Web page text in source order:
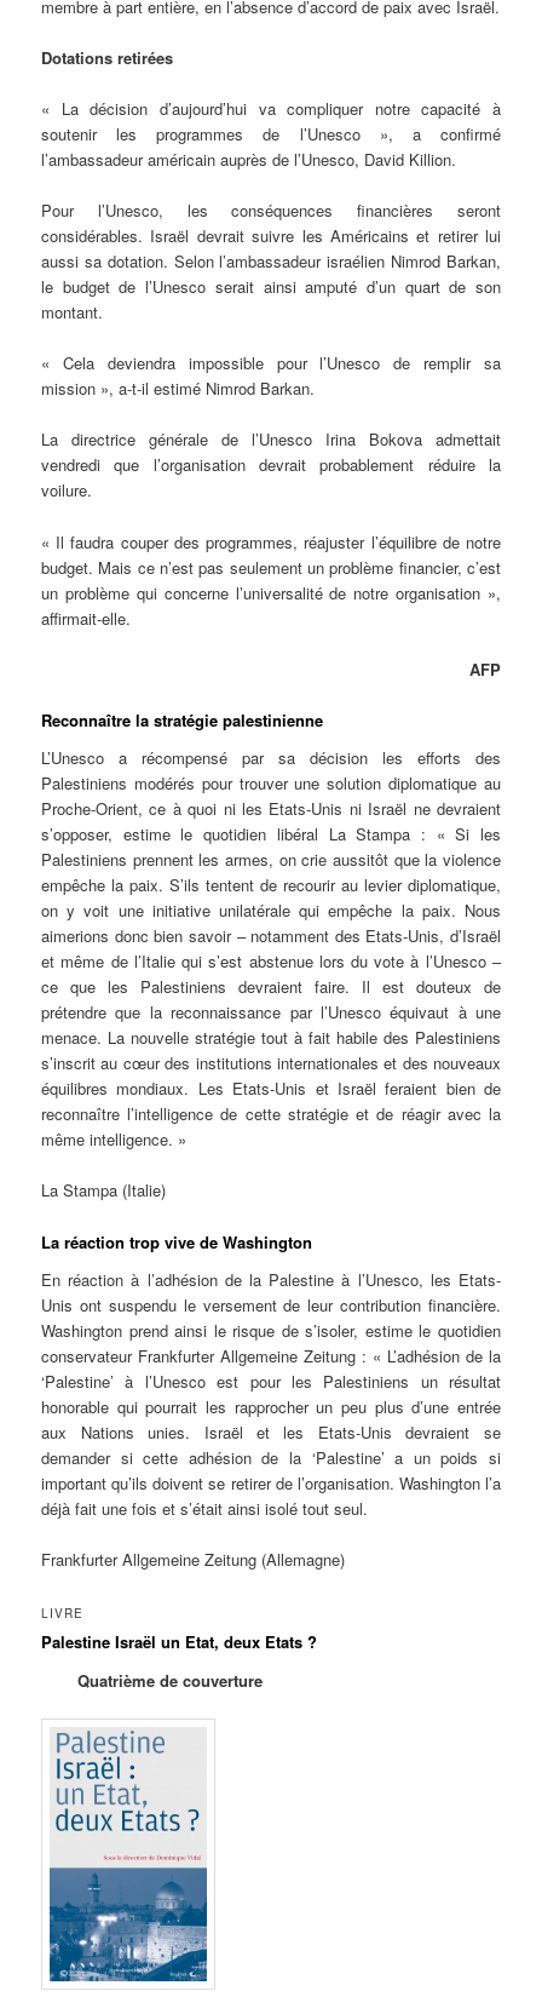
membre à part entière, en l’absence d’accord de paix avec Israël.
Dotations retirées
« La décision d’aujourd’hui va compliquer notre capacité à
soutenir les programmes de l’Unesco », a confirmé
l’ambassadeur américain auprès de l’Unesco, David Killion.
Pour l’Unesco, les conséquences financières seront
considérables. Israël devrait suivre les Américains et retirer lui
aussi sa dotation. Selon l’ambassadeur israélien Nimrod Barkan,
le budget de l’Unesco serait ainsi amputé d’un quart de son
montant.
« Cela deviendra impossible pour l’Unesco de remplir sa
mission », a-t-il estimé Nimrod Barkan.
La directrice générale de l’Unesco Irina Bokova admettait
vendredi que l’organisation devrait probablement réduire la
voilure.
« Il faudra couper des programmes, réajuster l’équilibre de notre
budget. Mais ce n’est pas seulement un problème financier, c’est
un problème qui concerne l’universalité de notre organisation »,
affirmait-elle.
AFP
Reconnaître la stratégie palestinienne
L’Unesco a récompensé par sa décision les efforts des
Palestiniens modérés pour trouver une solution diplomatique au
Proche-Orient, ce à quoi ni les Etats-Unis ni Israël ne devraient
s’opposer, estime le quotidien libéral La Stampa : « Si les
Palestiniens prennent les armes, on crie aussitôt que la violence
empêche la paix. S’ils tentent de recourir au levier diplomatique,
on y voit une initiative unilatérale qui empêche la paix. Nous
aimerions donc bien savoir – notamment des Etats-Unis, d’Israël
et même de l’Italie qui s’est abstenue lors du vote à l’Unesco –
ce que les Palestiniens devraient faire. Il est douteux de
prétendre que la reconnaissance par l’Unesco équivaut à une
menace. La nouvelle stratégie tout à fait habile des Palestiniens
s’inscrit au cœur des institutions internationales et des nouveaux
équilibres mondiaux. Les Etats-Unis et Israël feraient bien de
reconnaître l’intelligence de cette stratégie et de réagir avec la
même intelligence. »
La Stampa (Italie)
La réaction trop vive de Washington
En réaction à l’adhésion de la Palestine à l’Unesco, les Etats-
Unis ont suspendu le versement de leur contribution financière.
Washington prend ainsi le risque de s’isoler, estime le quotidien
conservateur Frankfurter Allgemeine Zeitung : « L’adhésion de la
‘Palestine’ à l’Unesco est pour les Palestiniens un résultat
honorable qui pourrait les rapprocher un peu plus d’une entrée
aux Nations unies. Israël et les Etats-Unis devraient se
demander si cette adhésion de la ‘Palestine’ a un poids si
important qu’ils doivent se retirer de l’organisation. Washington l’a
déjà fait une fois et s’était ainsi isolé tout seul.
Frankfurter Allgemeine Zeitung (Allemagne)
LIVRE
Palestine Israël un Etat, deux Etats ?
Quatrième de couverture